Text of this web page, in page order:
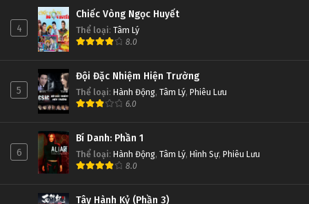
4
Chiếc Vòng Ngọc Huyết
Thể loại: Tâm Lý
8.0
5
Đội Đặc Nhiệm Hiện Trường
Thể loại: Hành Động, Tâm Lý, Phiêu Lưu
6.0
6
Bí Danh: Phần 1
Thể loại: Hành Động, Tâm Lý, Hình Sự, Phiêu Lưu
8.0
Tây Hành Kỷ (Phần 3)